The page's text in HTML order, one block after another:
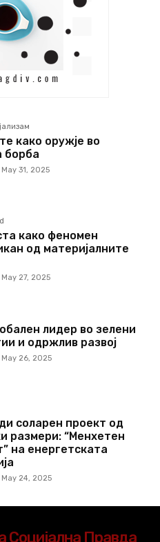
како оружје во
борба
May 31, 2025
како феномен
од материјалните
May 27, 2025
лидер во зелени
и одржлив развој
May 26, 2025
соларен проект од
размери: “Менхетен
на енергетската
May 24, 2025
Правда